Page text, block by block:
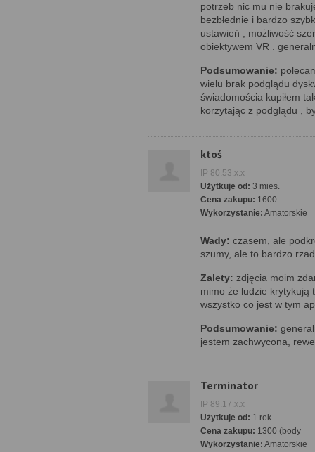
potrzeb nic mu nie
bezbłednie i bardzo
ustawień , możliwość
obiektywem VR .
Podsumowanie:
wielu brak podglądu
świadomościa kupiłem
korzytając z podglądu ,
ktoś
IP 80.53.x.x
Użytkuje od: 3 mies.
Cena zakupu: 1600
Wykorzystanie: Amatorskie
Wady: czasem, ale
szumy, ale to bardzo
Zalety: zdjęcia moim
mimo że ludzie krytykują
wszystko co jest w tym
Podsumowanie:
jestem zachwycona,
Terminator
IP 89.17.x.x
Użytkuje od: 1 rok
Cena zakupu: 1300 (body
Wykorzystanie: Amatorskie